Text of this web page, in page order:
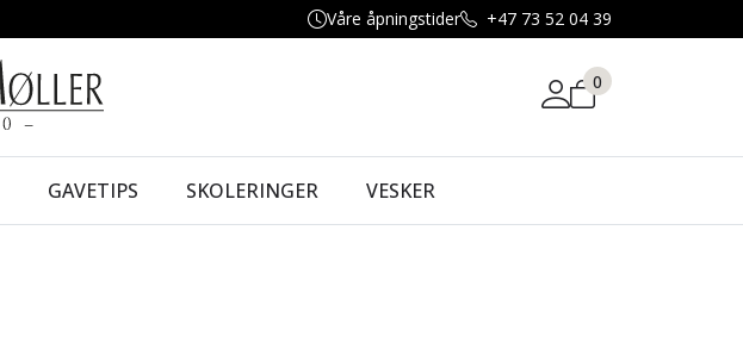
Våre åpningstider +47 73 52 04 39
0
GAVETIPS SKOLERINGER VESKER